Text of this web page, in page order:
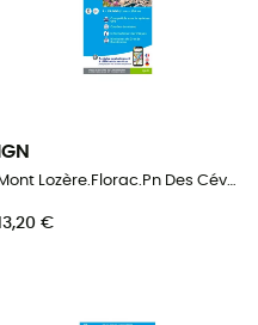
IGN
Mont Lozère.Florac.Pn Des Cévennes - Carte topographique
13,20 €